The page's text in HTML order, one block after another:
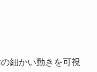
細かい動きを可視